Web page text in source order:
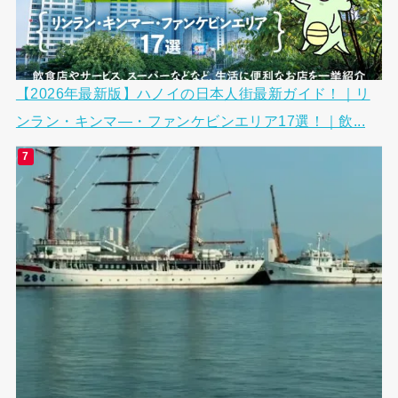
【2026年最新版】ハノイの日本人街最新ガイド！｜リ
ンラン・キンマ―・ファンケビンエリア17選！｜飲...